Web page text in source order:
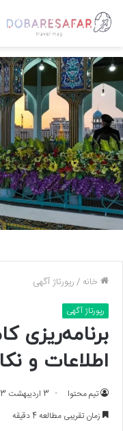
خانه /رپورتاژ آگهی
رپورتاژ آگهی
برنامه‌ریزی
اطلاعات و
تیم محتوا 3 اردیبهشت 1403
زمان تقریبی مطالعه 4 دقیقه